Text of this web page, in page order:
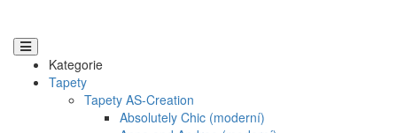
Kategorie
Tapety
Tapety AS-Creation
Absolutely Chic (moderní)